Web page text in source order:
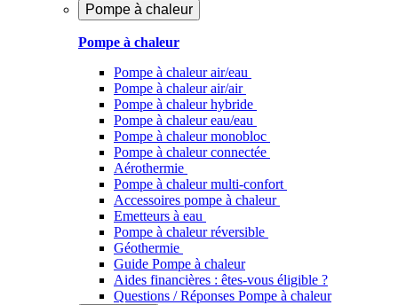
Pompe à chaleur
Pompe à chaleur
Pompe à chaleur air/eau
Pompe à chaleur air/air
Pompe à chaleur hybride
Pompe à chaleur​ eau/eau
Pompe à chaleur monobloc
Pompe à chaleur connectée
Aérothermie
Pompe à chaleur multi-confort
Accessoires pompe à chaleur
Emetteurs à eau
Pompe à chaleur réversible
Géothermie
Guide Pompe à chaleur
Aides financières : êtes-vous éligible ?
Questions / Réponses Pompe à chaleur